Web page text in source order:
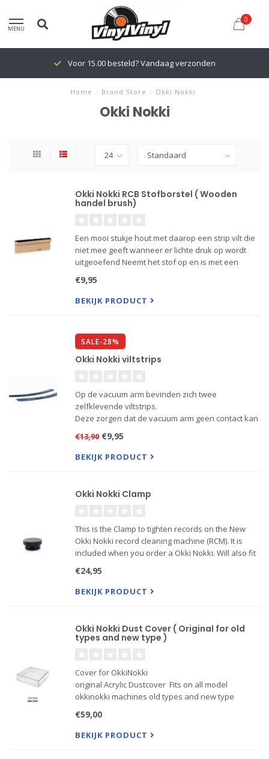
MENU
0
Voor 15.00 besteld? Vandaag verzonden
Home / Brand Store / Okki Nokki
Okki Nokki
Okki Nokki RCB Stofborstel ( Wooden
handel brush)
Een mooi stukje hout met daarop een strip vilt die
niet mee geeft wanneer er lichte druk op wordt
uitgeoefend Neemt het stof op en is met een
De viltstrip is te vervangen bestel dan het setje
viltstrips voor ...
€9,95
BEKIJK PRODUCT
SALE-28%
Okki Nokki viltstrips
Op de vacuum arm bevinden zich twee
zelfklevende viltstrips.
Deze zorgen dat de vacuum arm geen contact kan
wegzuigen van de vloeistof
Gebruik alleen deze strips en vervang ze niet
€13,90 €9,95
BEKIJK PRODUCT
Okki Nokki Clamp
This is the Clamp to tighten records on the New
Okki Nokki record cleaning machine (RCM). It is
included when you order a Okki Nokki. Will also fit
clamp. The Silicone rubber ring prevents that the
clamp ...
€24,95
BEKIJK PRODUCT
Okki Nokki Dust Cover ( Original for old
types and new type )
Cover for OkkiNokki
original Acrylic Dustcover Fits on all model
okkinokki machines old types and new type
Dimensions outer 327 x 327 x 75 cm
€59,00
BEKIJK PRODUCT